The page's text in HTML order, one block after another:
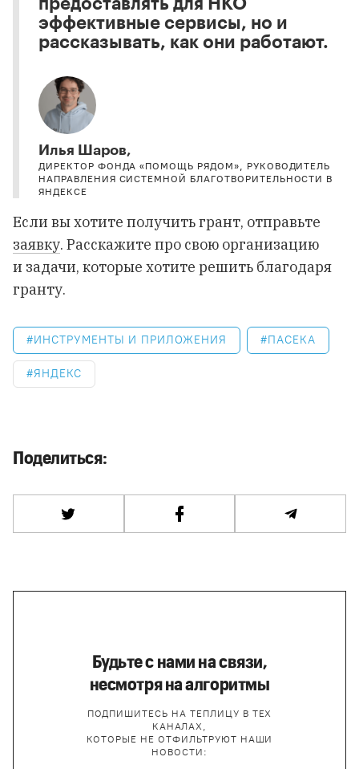
эффективные сервисы, но и
рассказывать, как они работают.
Илья Шаров,
ДИРЕКТОР ФОНДА «ПОМОЩЬ РЯДОМ», РУКОВОДИТЕЛЬ
НАПРАВЛЕНИЯ СИСТЕМНОЙ БЛАГОТВОРИТЕЛЬНОСТИ В
ЯНДЕКСЕ
Если вы хотите получить грант, отправьте
заявку. Расскажите про свою организацию
и задачи, которые хотите решить благодаря
гранту.
ИНСТРУМЕНТЫ И ПРИЛОЖЕНИЯ ПАСЕКА
ЯНДЕКС
Поделиться:
Будьте с нами на связи,
несмотря на алгоритмы
ПОДПИШИТЕСЬ НА ТЕПЛИЦУ В ТЕХ
КАНАЛАХ,
КОТОРЫЕ НЕ ОТФИЛЬТРУЮТ НАШИ
НОВОСТИ: